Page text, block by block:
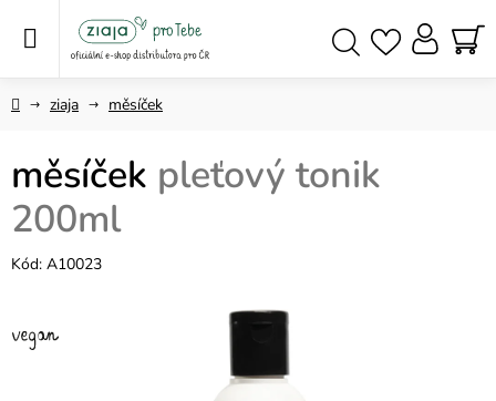
Domůziaja měsíček
měsíček pleťový tonik
200ml
Kód: A10023